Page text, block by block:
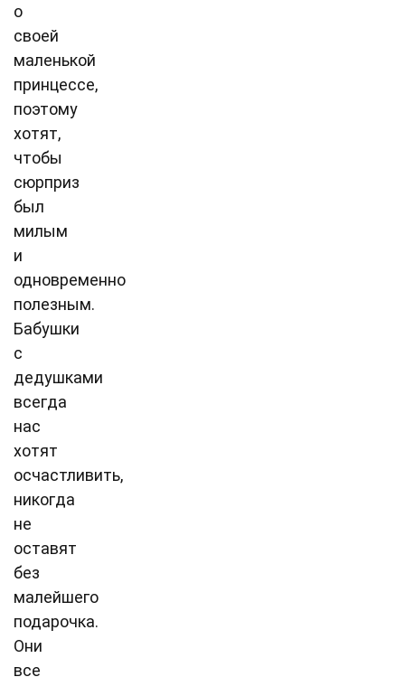
о
своей
маленькой
принцессе,
поэтому
хотят,
чтобы
сюрприз
был
милым
и
одновременно
полезным.
Бабушки
с
дедушками
всегда
нас
хотят
осчастливить,
никогда
не
оставят
без
малейшего
подарочка.
Они
все